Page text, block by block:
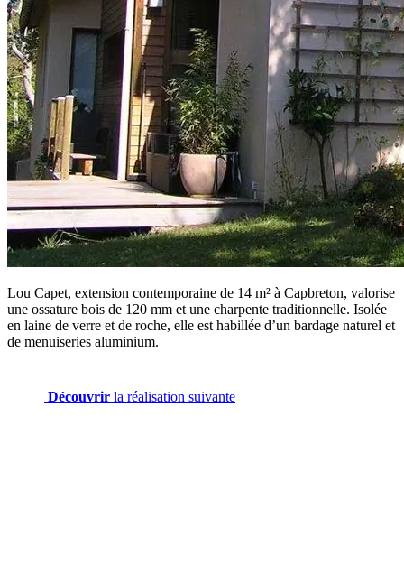
Lou Capet, extension contemporaine de 14 m² à Capbreton, valorise
une ossature bois de 120 mm et une charpente traditionnelle. Isolée
en laine de verre et de roche, elle est habillée d’un bardage naturel et
de menuiseries aluminium.
Découvrir la réalisation suivante